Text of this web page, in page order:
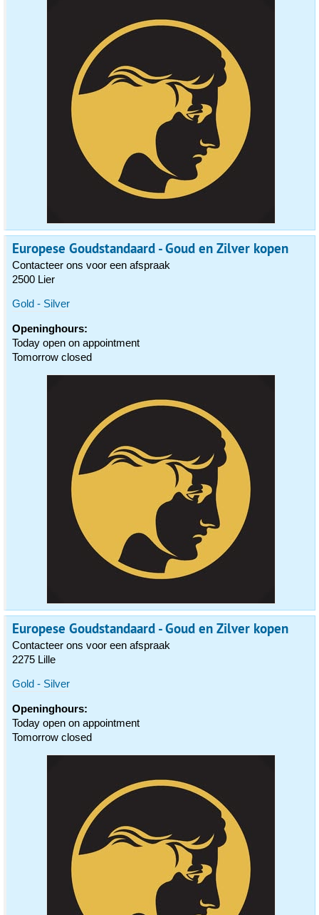
Europese Goudstandaard - Goud en Zilver kopen
Contacteer ons voor een afspraak
2500 Lier
Gold - Silver
Openinghours:
Today open on appointment
Tomorrow closed
Europese Goudstandaard - Goud en Zilver kopen
Contacteer ons voor een afspraak
2275 Lille
Gold - Silver
Openinghours:
Today open on appointment
Tomorrow closed